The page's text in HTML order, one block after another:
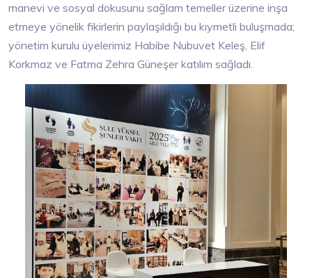
manevi ve sosyal dokusunu sağlam temeller üzerine inşa
etmeye yönelik fikirlerin paylaşıldığı bu kıymetli buluşmada;
yönetim kurulu üyelerimiz Habibe Nubuvet Keleş, Elif
Korkmaz ve Fatma Zehra Güneşer katılım sağladı.